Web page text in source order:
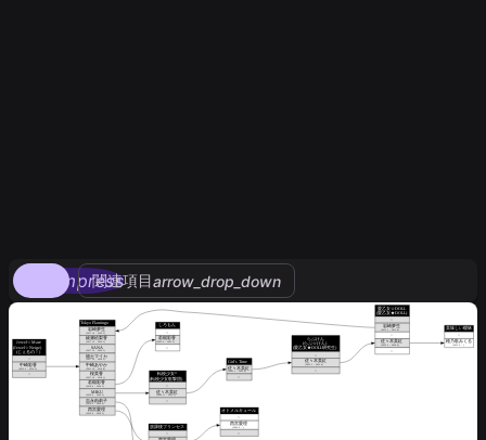
compress
関連項目arrow_drop_down